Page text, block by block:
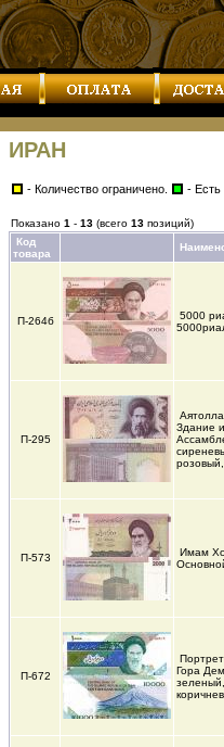
ИРАН
- Количество ограничено. - Есть
Показано 1 - 13 (всего 13 позиций)
Код
товара
П-264б
5000
П-295
Здание
П-573
Имам
П-672
Гора